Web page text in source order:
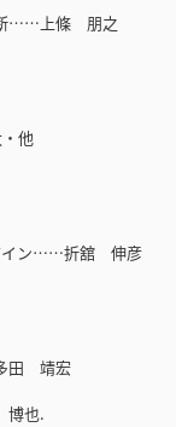
断……上條 朋之
他
イン……折舘 伸彦
田 靖宏
博也.